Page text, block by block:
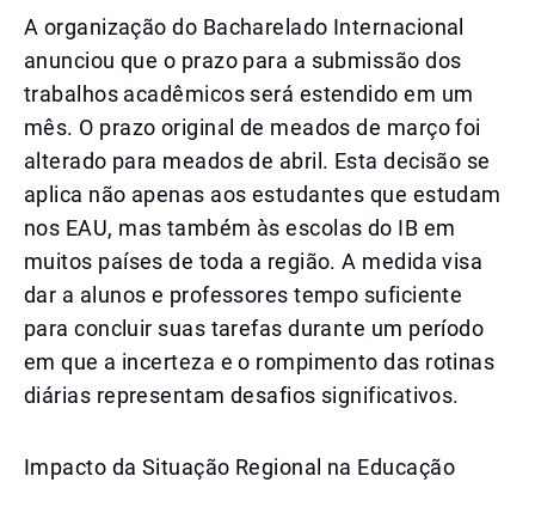
A organização do Bacharelado Internacional
anunciou que o prazo para a submissão dos
trabalhos acadêmicos será estendido em um
mês. O prazo original de meados de março foi
alterado para meados de abril. Esta decisão se
aplica não apenas aos estudantes que estudam
nos EAU, mas também às escolas do IB em
muitos países de toda a região. A medida visa
dar a alunos e professores tempo suficiente
para concluir suas tarefas durante um período
em que a incerteza e o rompimento das rotinas
diárias representam desafios significativos.
Impacto da Situação Regional na Educação